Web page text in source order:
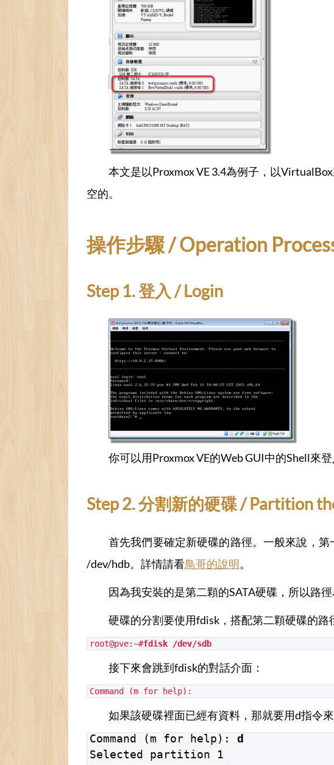
本文是以Proxmox VE 3.4為例子，以
空的。
操作步驟 / Operation
Step 1. 登入 / Login
你可以用Proxmox VE的Web GUI中的Shell來
Step 2. 分割新的硬碟 / Partition
首先我們要確定新硬碟的路徑。一般來說，第
/dev/hdb。詳情請看鳥哥的說明。
因為我安裝的是第二顆的SATA硬碟，所以路徑
硬碟的分割要使用fdisk，搭配第二顆硬碟的
root@pve:~#fdisk /dev/sdb
接下來會跳到fdisk的對話介面：
Command (m for help):
如果該硬碟裡面已經有資料，那就要用d指令來
Command (m for help): d
Selected partition 1